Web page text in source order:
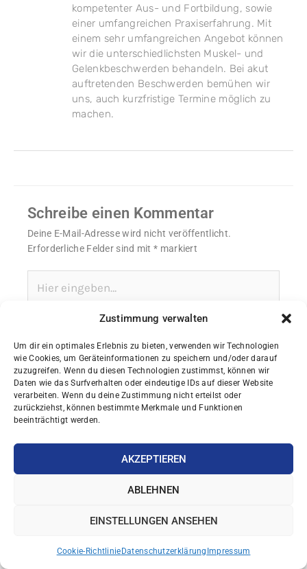
Zustimmung verwalten
Um dir ein optimales Erlebnis zu bieten, verwenden wir Technologien
wie Cookies, um Geräteinformationen zu speichern und/oder darauf
zuzugreifen. Wenn du diesen Technologien zustimmst, können wir
Daten wie das Surfverhalten oder eindeutige IDs auf dieser Website
verarbeiten. Wenn du deine Zustimmung nicht erteilst oder
zurückziehst, können bestimmte Merkmale und Funktionen
beeinträchtigt werden.
AKZEPTIEREN
ABLEHNEN
EINSTELLUNGEN ANSEHEN
Cookie-Richtlinie Datenschutzerklärung Impressum
kompetenter Aus- und Fortbildung, sowie
einer umfangreichen Praxiserfahrung. Mit
einem sehr umfangreichen Angebot können
wir die unterschiedlichsten Muskel- und
Gelenkbeschwerden behandeln. Bei akut
auftretenden Beschwerden bemühen wir
uns, auch kurzfristige Termine möglich zu
machen.
Schreibe einen Kommentar
Deine E-Mail-Adresse wird nicht veröffentlicht.
Erforderliche Felder sind mit* markiert
eingeben…
Website